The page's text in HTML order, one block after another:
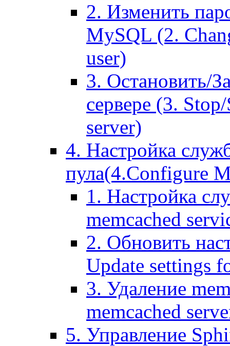
2. Изменить
MySQL (2.
user)
3. Остановить/
сервере (3.
server)
4. Настройка
пула(4.Configure
1. Настройка
memcached
2. Обновить
Update settings
3. Удаление
memcached
5. Управление